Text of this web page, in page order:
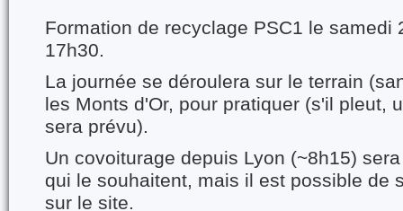
Formation de recyclage PSC1 le samedi
17h30.
La journée se déroulera sur le terrain
les Monts d'Or, pour pratiquer (s'il pleut,
sera prévu).
Un covoiturage depuis Lyon (~8h15)
qui le souhaitent, mais il est possible de
sur le site.